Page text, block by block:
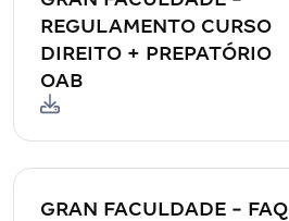
REGULAMENTO CURSO
DIREITO + PREPATÓRIO
OAB
GRAN FACULDADE - FAQ